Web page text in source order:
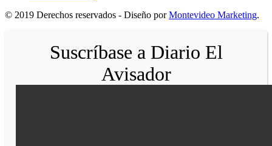
© 2019 Derechos reservados - Diseño porMontevideo Marketing.
Suscríbase a Diario El
Avisador